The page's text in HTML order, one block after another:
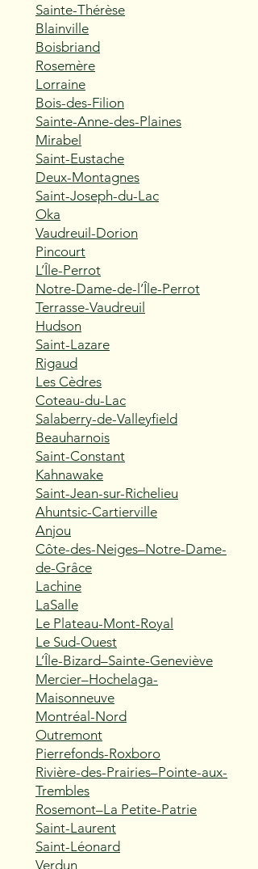
Sainte-Thérèse
Blainville
Boisbriand
Rosemère
Lorraine
Bois-des-Filion
Sainte-Anne-des-Plaines
Mirabel
Saint-Eustache
Deux-Montagnes
Saint-Joseph-du-Lac
Oka
Vaudreuil-Dorion
Pincourt
L’Île-Perrot
Notre-Dame-de-l’Île-Perrot
Terrasse-Vaudreuil
Hudson
Saint-Lazare
Rigaud
Les Cèdres
Coteau-du-Lac
Salaberry-de-Valleyfield
Beauharnois
Saint-Constant
Kahnawake
Saint-Jean-sur-Richelieu
Ahuntsic-Cartierville
Anjou
Côte-des-Neiges–Notre-Dame-
de-Grâce
Lachine
LaSalle
Le Plateau-Mont-Royal
Le Sud-Ouest
L’Île-Bizard–Sainte-Geneviève
Mercier–Hochelaga-
Maisonneuve
Montréal-Nord
Outremont
Pierrefonds-Roxboro
Rivière-des-Prairies–Pointe-aux-
Trembles
Rosemont–La Petite-Patrie
Saint-Laurent
Saint-Léonard
Verdun